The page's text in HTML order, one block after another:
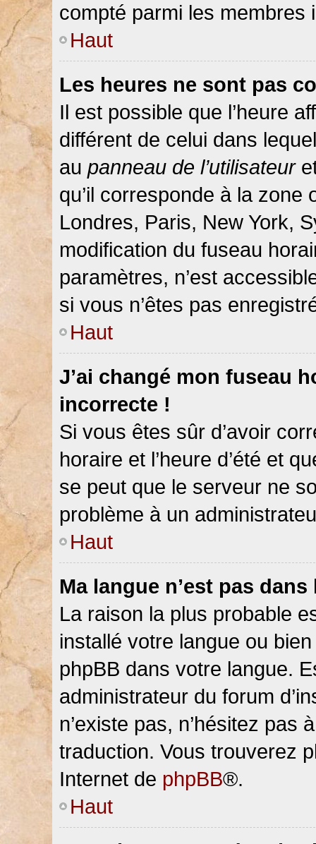
compté parmi les membres
Haut
Les heures ne sont pas
Il est possible que l’heure
différent de celui dans
au panneau de l’utilisateur
qu’il corresponde à la
Londres, Paris, New York,
modification du fuseau
paramètres, n’est
si vous n’êtes pas
Haut
J’ai changé mon fuseau
incorrecte !
Si vous êtes sûr d’avoir
horaire et l’heure d’été et
se peut que le serveur ne
problème à un
Haut
Ma langue n’est pas
La raison la plus probable
installé votre langue ou
phpBB dans votre langue.
administrateur du forum
n’existe pas, n’hésitez pas
traduction. Vous trouverez
Internet de phpBB®.
Haut